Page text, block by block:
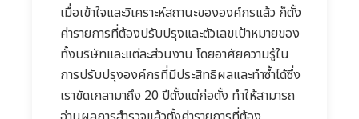
เมื่อเข้าใจและวิเคราะห์สถานะขององค์กรแล้ว ก็ตั้ง
ค่ารายการที่ต้องปรับปรุงและตัวเลขเป้าหมายของ
ทั้งบริษัทและแต่ละส่วนงาน โดยอาศัยความรู้ใน
การปรับปรุงองค์กรที่มีประสิทธิผลและทำซ้ำได้ซึ่ง
เราขัดเกลามาถึง 20 ปีตั้งแต่ก่อตั้ง ทำให้สามารถ
อ่านผลการสำรวจแล้วตั้งค่ารายการที่ต้อง